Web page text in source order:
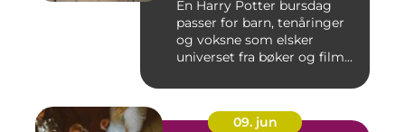
En Harry Potter bursdag
passer for barn, tenåringer
og voksne som elsker
universet fra bøker og film...
09. jun